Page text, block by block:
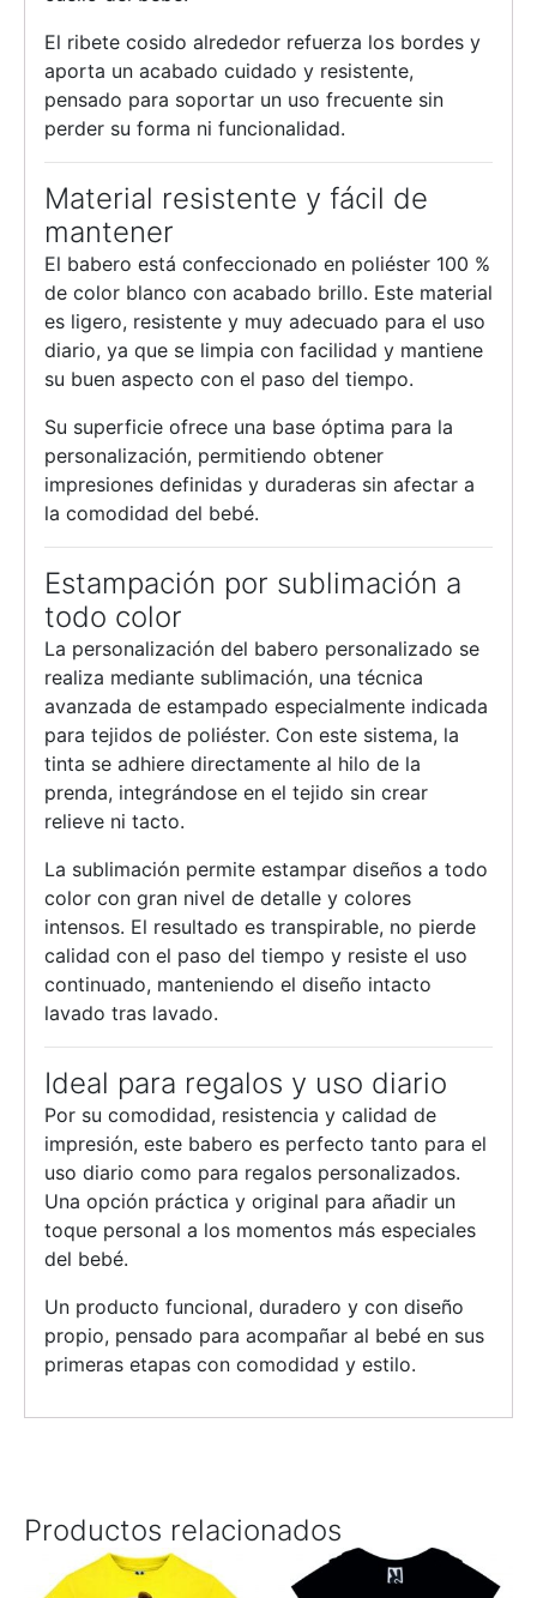
El ribete cosido alrededor refuerza los bordes y
aporta un acabado cuidado y resistente,
pensado para soportar un uso frecuente sin
perder su forma ni funcionalidad.
Material resistente y fácil de
mantener
El babero está confeccionado en poliéster 100 %
de color blanco con acabado brillo. Este material
es ligero, resistente y muy adecuado para el uso
diario, ya que se limpia con facilidad y mantiene
su buen aspecto con el paso del tiempo.
Su superficie ofrece una base óptima para la
personalización, permitiendo obtener
impresiones definidas y duraderas sin afectar a
la comodidad del bebé.
Estampación por sublimación a
todo color
La personalización del babero personalizado se
realiza mediante sublimación, una técnica
avanzada de estampado especialmente indicada
para tejidos de poliéster. Con este sistema, la
tinta se adhiere directamente al hilo de la
prenda, integrándose en el tejido sin crear
relieve ni tacto.
La sublimación permite estampar diseños a todo
color con gran nivel de detalle y colores
intensos. El resultado es transpirable, no pierde
calidad con el paso del tiempo y resiste el uso
continuado, manteniendo el diseño intacto
lavado tras lavado.
Ideal para regalos y uso diario
Por su comodidad, resistencia y calidad de
impresión, este babero es perfecto tanto para el
uso diario como para regalos personalizados.
Una opción práctica y original para añadir un
toque personal a los momentos más especiales
del bebé.
Un producto funcional, duradero y con diseño
propio, pensado para acompañar al bebé en sus
primeras etapas con comodidad y estilo.
Productos relacionados